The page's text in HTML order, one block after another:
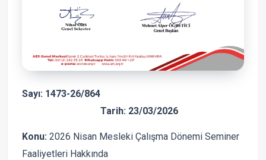
Sayı: 1473-26/864
Tarih: 23/03/2026
Konu: 2026 Nisan Mesleki Çalışma Dönemi Seminer
Faaliyetleri Hakkında